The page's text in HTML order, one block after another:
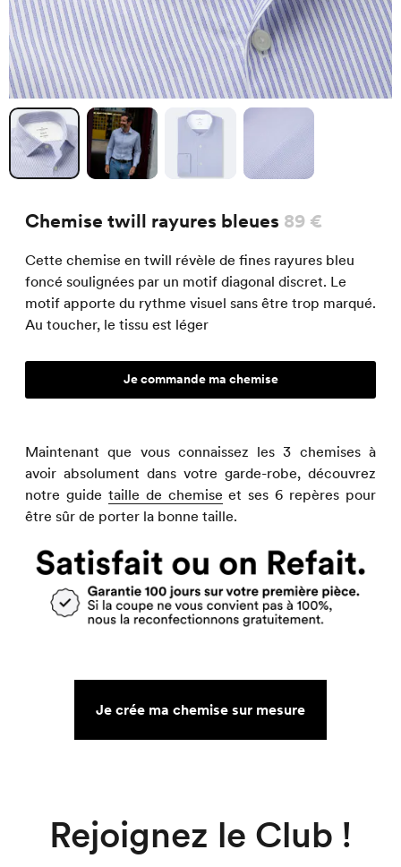
Chemise twill rayures bleues 89 €
Cette chemise en twill révèle de fines rayures bleu
foncé soulignées par un motif diagonal discret. Le
motif apporte du rythme visuel sans être trop marqué.
Au toucher, le tissu est léger
Je commande ma chemise
Maintenant que vous connaissez les 3 chemises à
avoir absolument dans votre garde-robe, découvrez
notre guide taille de chemise et ses 6 repères pour
être sûr de porter la bonne taille.
Je crée ma chemise sur mesure
Rejoignez le Club !